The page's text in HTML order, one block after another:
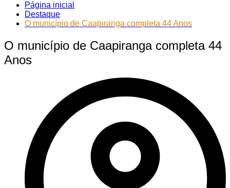
Página inicial
Destaque
O município de Caapiranga completa 44 Anos
O município de Caapiranga completa 44
Anos